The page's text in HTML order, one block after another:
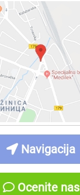
Navigacija
Ocenite nas